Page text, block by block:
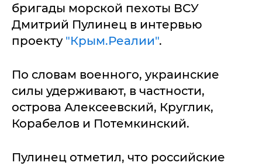
бригады морской пехоты ВСУ
Дмитрий Пулинец в интервью
проекту "Крым.Реалии".
По словам военного, украинские
силы удерживают, в частности,
острова Алексеевский, Круглик,
Корабелов и Потемкинский.
Пулинец отметил, что российские